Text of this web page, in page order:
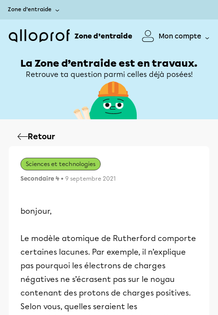
Zone d’entraide
Zone d’entraide Mon compte
La Zone d’entraide est en travaux.
Retrouve ta question parmi celles déjà posées!
Retour
Sciences et technologies
Secondaire 4 • 9 septembre 2021
bonjour,
Le modèle atomique de Rutherford comporte
certaines lacunes. Par exemple, il n’explique
pas pourquoi les électrons de charges
négatives ne s’écrasent pas sur le noyau
contenant des protons de charges positives.
Selon vous, quelles seraient les